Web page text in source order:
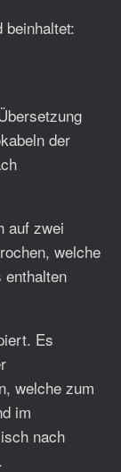
beinhaltet:
der
auf zwei
welche
enthalten
Es
welche zum
im
nach